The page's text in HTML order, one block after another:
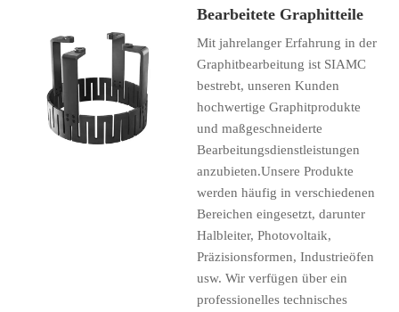
Bearbeitete Graphitteile
Mit jahrelanger Erfahrung in der
Graphitbearbeitung ist SIAMC
bestrebt, unseren Kunden
hochwertige Graphitprodukte
und maßgeschneiderte
Bearbeitungsdienstleistungen
anzubieten.Unsere Produkte
werden häufig in verschiedenen
Bereichen eingesetzt, darunter
Halbleiter, Photovoltaik,
Präzisionsformen, Industrieöfen
usw. Wir verfügen über ein
professionelles technisches